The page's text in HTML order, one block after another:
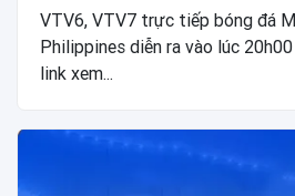
VTV6, VTV7 trực tiếp bóng đá
Philippines diễn ra vào lúc
link xem...